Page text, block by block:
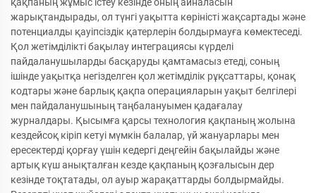
жарықтандырады, ол түнгі уақытта көріністі жақсартады және
потенциалды қауіпсіздік қатерлерін болдырмауға көмектеседі.
Қол жетімділікті бақылау интеграциясы күрделі
пайдаланушыларды басқаруды қамтамасыз етеді, соның
ішінде уақытқа негізделген қол жетімділік рұқсаттары, қонақ
кодтары және барлық қақпа операцияларын уақыт белгілері
мен пайдаланушының таңбалануымен қадағалау
журналдары. Қысымға қарсы технология қақпаның жолына
кездейсоқ кіріп кетуі мүмкін балалар, үй жануарлары мен
ересектерді қорғау үшін кедергі деңгейін бақылайды және
артық күш анықталған кезде қақпаның қозғалысын дер
кезінде тоқтатады, ол ауыр жарақаттарды болдырмайды.